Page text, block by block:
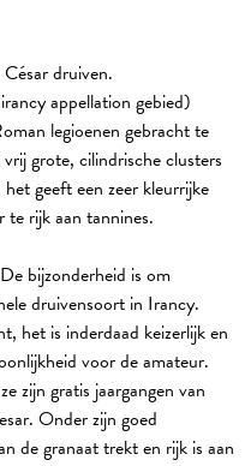
druiven.
appellation gebied)
legioenen gebracht te
grote, cilindrische clusters
geeft een zeer kleurrijke
rijk aan tannines.
bijzonderheid is om
druivensoort in Irancy.
het is inderdaad keizerlijk en
voor de amateur.
zijn gratis jaargangen van
Onder zijn goed
de granaat trekt en rijk is aan